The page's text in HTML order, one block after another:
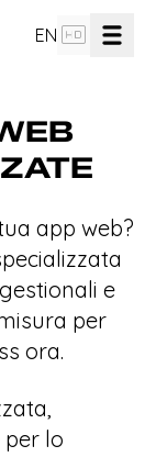
(iOS &
EN hd
app web?
e
per
ora.
lo